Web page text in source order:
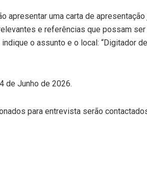
apresentar uma carta de apresentação
e referências que possam
indique o assunto e o local: “Digitador
4 de Junho de 2026.
para entrevista serão